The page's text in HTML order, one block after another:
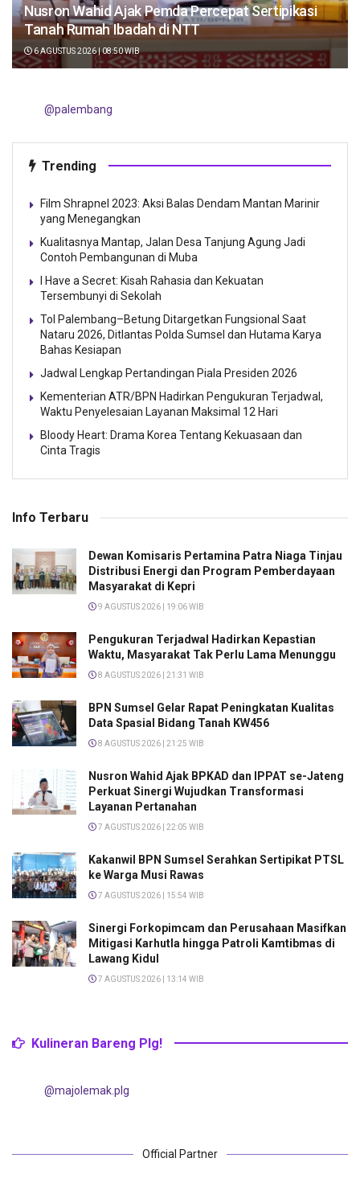
Nusron Wahid Ajak Pemda Percepat Sertipikasi
Tanah Rumah Ibadah di NTT
6 AGUSTUS 2026 | 08:50 WIB
@palembang
Trending
Film Shrapnel 2023: Aksi Balas Dendam Mantan Marinir
yang Menegangkan
Kualitasnya Mantap, Jalan Desa Tanjung Agung Jadi
Contoh Pembangunan di Muba
I Have a Secret: Kisah Rahasia dan Kekuatan
Tersembunyi di Sekolah
Tol Palembang–Betung Ditargetkan Fungsional Saat
Nataru 2026, Ditlantas Polda Sumsel dan Hutama Karya
Bahas Kesiapan
Jadwal Lengkap Pertandingan Piala Presiden 2026
Kementerian ATR/BPN Hadirkan Pengukuran Terjadwal,
Waktu Penyelesaian Layanan Maksimal 12 Hari
Bloody Heart: Drama Korea Tentang Kekuasaan dan
Cinta Tragis
Info Terbaru
Dewan Komisaris Pertamina Patra Niaga Tinjau
Distribusi Energi dan Program Pemberdayaan
Masyarakat di Kepri
9 AGUSTUS 2026 | 19:06 WIB
Pengukuran Terjadwal Hadirkan Kepastian
Waktu, Masyarakat Tak Perlu Lama Menunggu
8 AGUSTUS 2026 | 21:31 WIB
BPN Sumsel Gelar Rapat Peningkatan Kualitas
Data Spasial Bidang Tanah KW456
8 AGUSTUS 2026 | 21:25 WIB
Nusron Wahid Ajak BPKAD dan IPPAT se-Jateng
Perkuat Sinergi Wujudkan Transformasi
Layanan Pertanahan
7 AGUSTUS 2026 | 22:05 WIB
Kakanwil BPN Sumsel Serahkan Sertipikat PTSL
ke Warga Musi Rawas
7 AGUSTUS 2026 | 15:54 WIB
Sinergi Forkopimcam dan Perusahaan Masifkan
Mitigasi Karhutla hingga Patroli Kamtibmas di
Lawang Kidul
7 AGUSTUS 2026 | 13:14 WIB
Kulineran Bareng Plg!
@majolemak.plg
Official Partner